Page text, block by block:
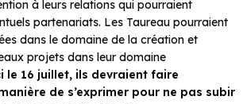
à leurs relations qui pourraient
partenariats. Les Taureau pourraient
dans le domaine de la création et
projets dans leur domaine
le 16 juillet, ils devraient faire
de s’exprimer pour ne pas subir